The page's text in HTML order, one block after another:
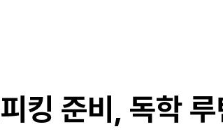
킹 준비, 독학